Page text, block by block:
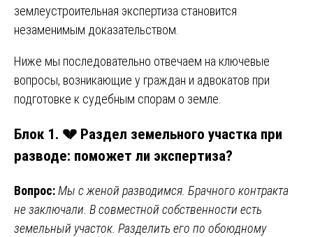
землеустроительная экспертиза становится
незаменимым доказательством.
Ниже мы последовательно отвечаем на ключевые
вопросы, возникающие у граждан и адвокатов при
подготовке к судебным спорам о земле.
Блок 1. 💔 Раздел земельного участка при
разводе: поможет ли экспертиза?
Вопрос:Мы с женой разводимся. Брачного контракта
не заключали. В совместной собственности есть
земельный участок. Разделить его по обоюдному